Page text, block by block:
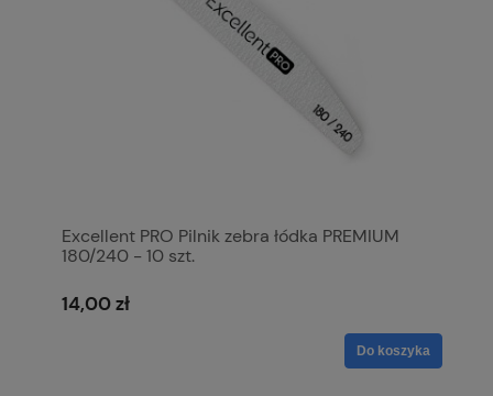
Excellent PRO Pilnik zebra łódka PREMIUM
180/240 - 10 szt.
14,00 zł
Do koszyka